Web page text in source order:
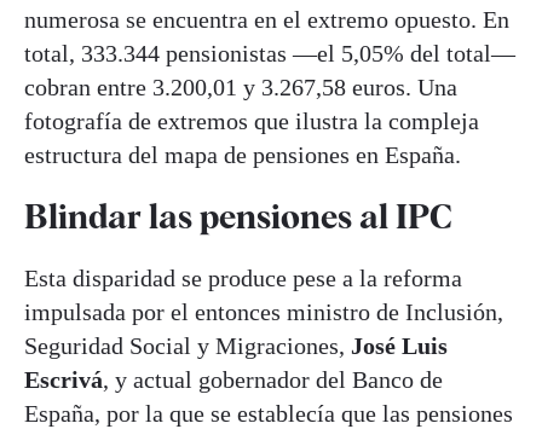
numerosa se encuentra en el extremo opuesto. En
total, 333.344 pensionistas —el 5,05% del total—
cobran entre 3.200,01 y 3.267,58 euros. Una
fotografía de extremos que ilustra la compleja
estructura del mapa de pensiones en España.
Blindar las pensiones al IPC
Esta disparidad se produce pese a la reforma
impulsada por el entonces ministro de Inclusión,
Seguridad Social y Migraciones, José Luis
Escrivá, y actual gobernador del Banco de
España, por la que se establecía que las pensiones